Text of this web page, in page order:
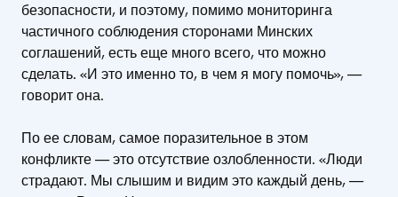
безопасности, и поэтому, помимо мониторинга
частичного соблюдения сторонами Минских
соглашений, есть еще много всего, что можно
сделать. «И это именно то, в чем я могу помочь», —
говорит она.
По ее словам, самое поразительное в этом
конфликте — это отсутствие озлобленности. «Люди
страдают. Мы слышим и видим это каждый день, —